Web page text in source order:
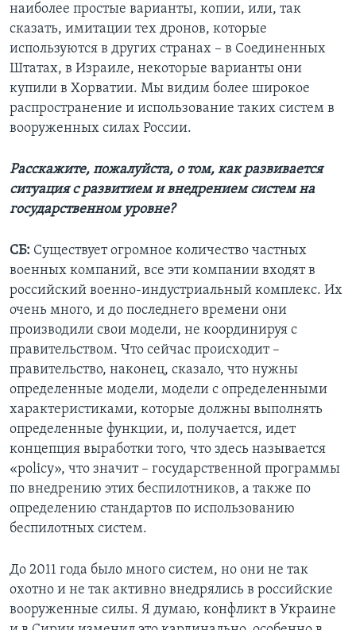
наиболее простые варианты, копии, или, так
сказать, имитации тех дронов, которые
используются в других странах – в Соединенных
Штатах, в Израиле, некоторые варианты они
купили в Хорватии. Мы видим более широкое
распространение и использование таких систем в
вооруженных силах России.
Расскажите, пожалуйста, о том, как развивается
ситуация с развитием и внедрением систем на
государственном уровне?
СБ: Существует огромное количество частных
военных компаний, все эти компании входят в
российский военно-индустриальный комплекс. Их
очень много, и до последнего времени они
производили свои модели, не координируя с
правительством. Что сейчас происходит –
правительство, наконец, сказало, что нужны
определенные модели, модели с определенными
характеристиками, которые должны выполнять
определенные функции, и, получается, идет
концепция выработки того, что здесь называется
«policy», что значит – государственной программы
по внедрению этих беспилотников, а также по
определению стандартов по использованию
беспилотных систем.
До 2011 года было много систем, но они не так
охотно и не так активно внедрялись в российские
вооруженные силы. Я думаю, конфликт в Украине